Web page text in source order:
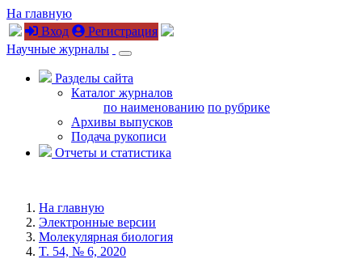
На главную
Вход
Регистрация
Научные журналы
Разделы сайта
Каталог журналов
по наименованию по рубрике
Архивы выпусков
Подача рукописи
Отчеты и статистика
На главную
Электронные версии
Молекулярная биология
T. 54, № 6, 2020